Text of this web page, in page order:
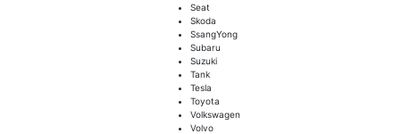
Seat
Skoda
SsangYong
Subaru
Suzuki
Tank
Tesla
Toyota
Volkswagen
Volvo